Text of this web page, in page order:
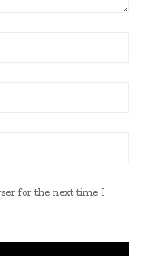
for the next time I